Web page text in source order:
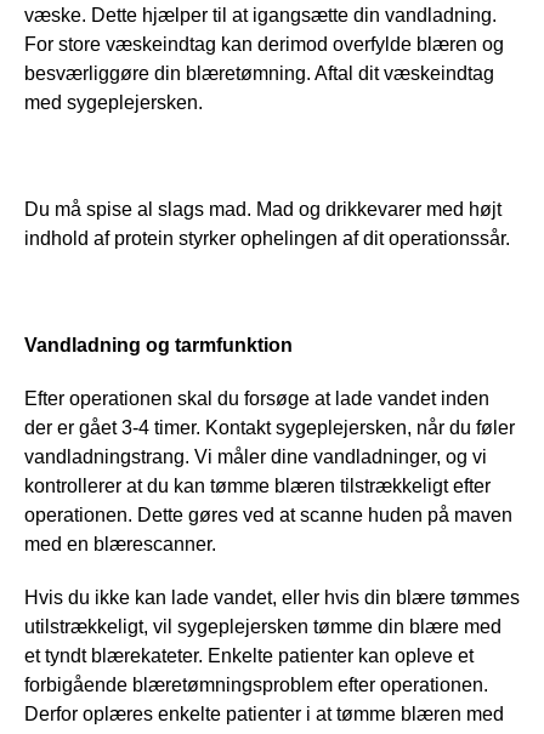
væske. Dette hjælper til at igangsætte din vandladning.
For store væskeindtag kan derimod overfylde blæren og
besværliggøre din blæretømning. Aftal dit væskeindtag
med sygeplejersken.
Du må spise al slags mad. Mad og drikkevarer med højt
indhold af protein styrker ophelingen af dit operationssår.
Vandladning og tarmfunktion
Efter operationen skal du forsøge at lade vandet inden
der er gået 3-4 timer. Kontakt sygeplejersken, når du føler
vandladningstrang. Vi måler dine vandladninger, og vi
kontrollerer at du kan tømme blæren tilstrækkeligt efter
operationen. Dette gøres ved at scanne huden på maven
med en blærescanner.
Hvis du ikke kan lade vandet, eller hvis din blære tømmes
utilstrækkeligt, vil sygeplejersken tømme din blære med
et tyndt blærekateter. Enkelte patienter kan opleve et
forbigående blæretømningsproblem efter operationen.
Derfor oplæres enkelte patienter i at tømme blæren med